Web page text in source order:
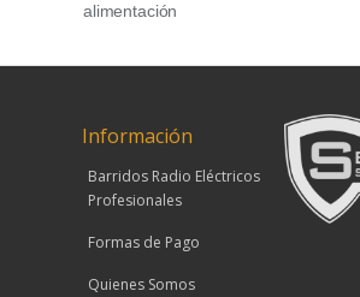
alimentación
Información
Barridos Radio Eléctricos
Profesionales
Formas de Pago
Quienes Somos